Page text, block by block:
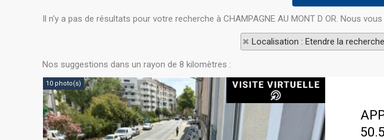
Il n'y a pas de résultats pour votre recherche à CHAMPAGNE AU MONT D OR. Nous
Localisation : Etendre la
Nos suggestions dans un rayon de 8 kilomètres :
10 photo(s)